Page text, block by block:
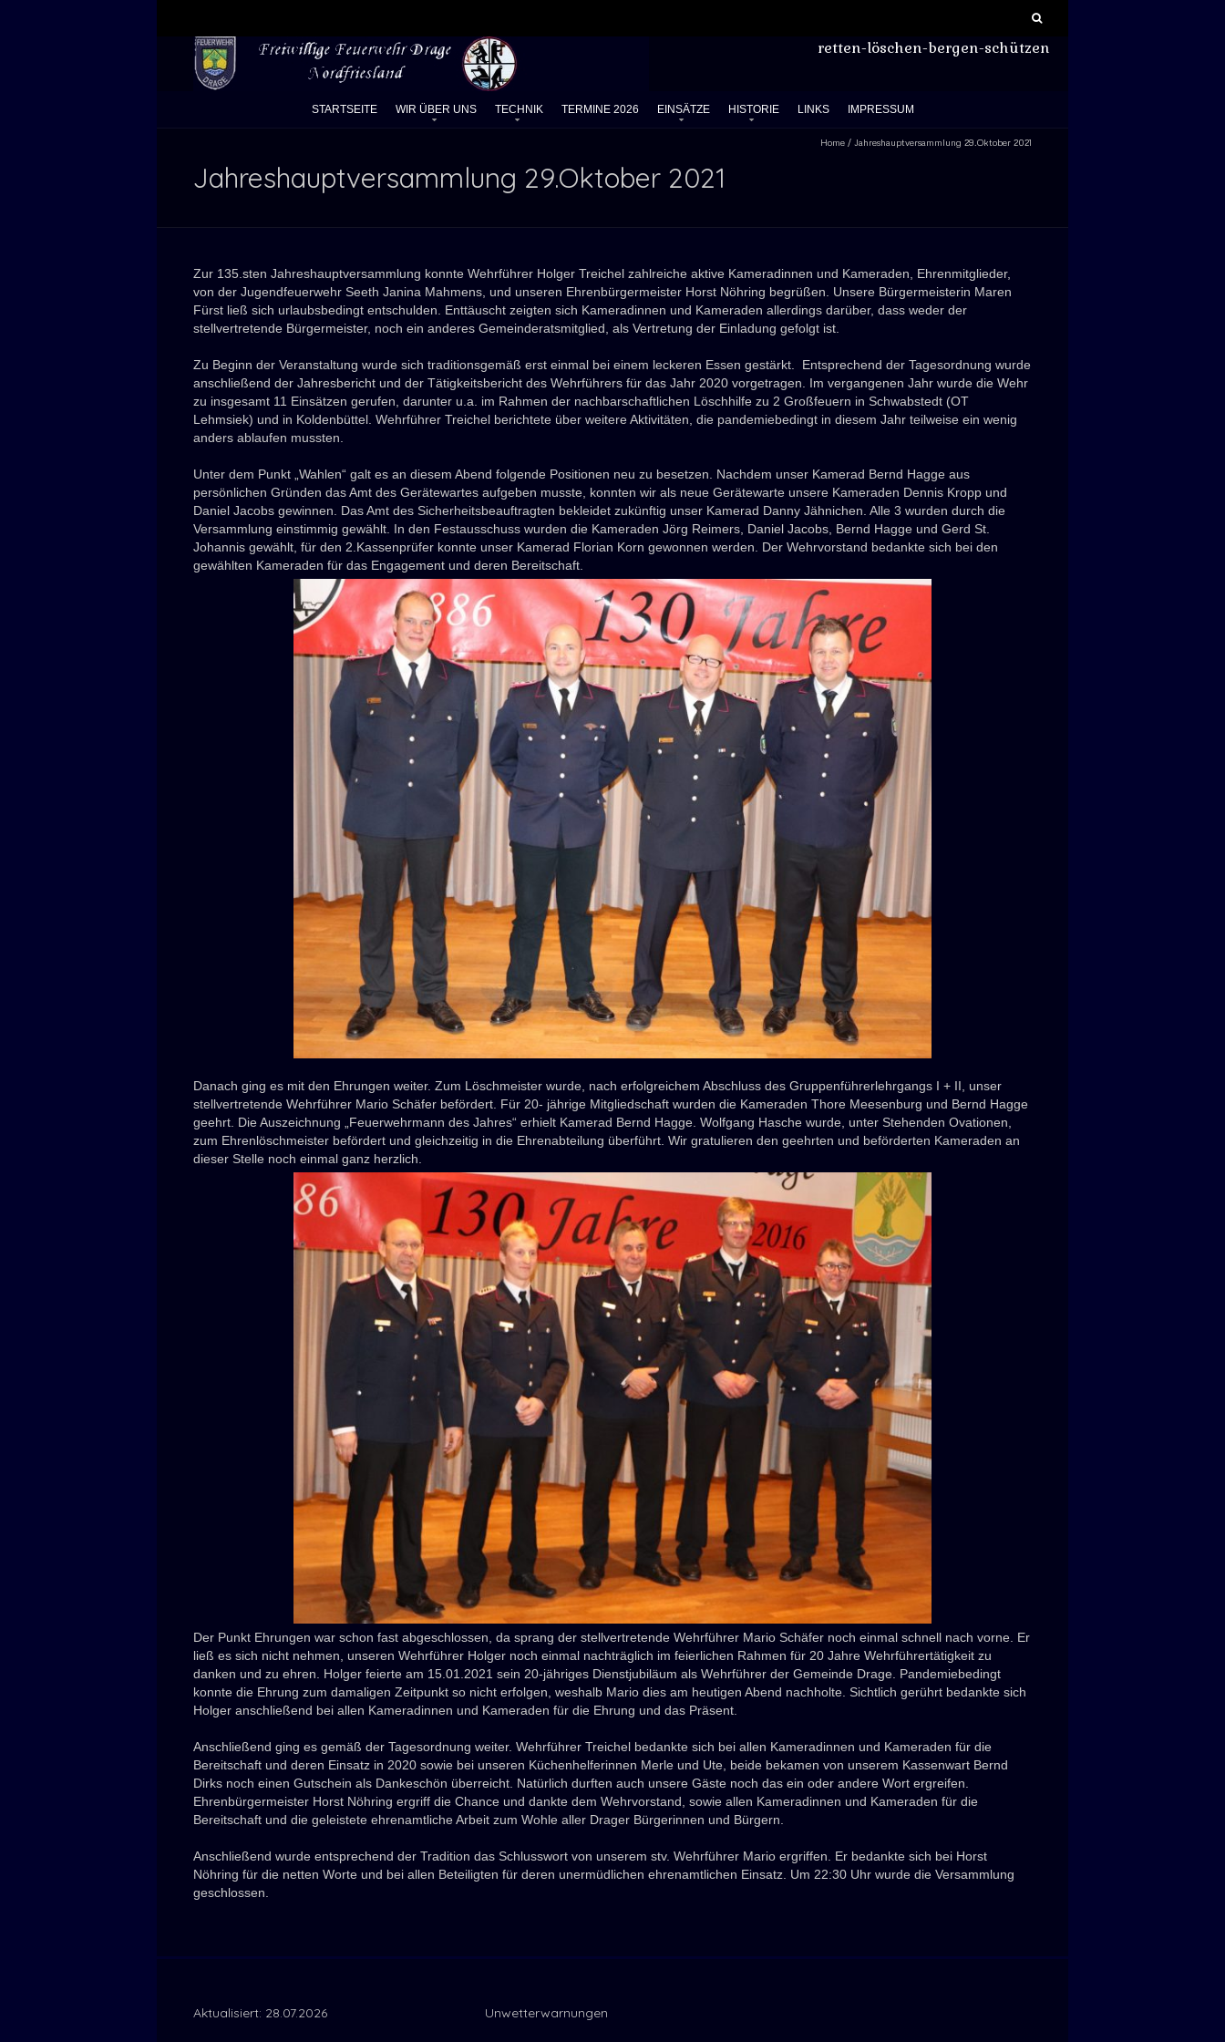
retten-löschen-bergen-schützen
STARTSEITE WIR ÜBER UNS TECHNIK TERMINE 2026 EINSÄTZE HISTORIE LINKS IMPRESSUM
Home /Jahreshauptversammlung 29.Oktober 2021
Jahreshauptversammlung 29.Oktober 2021
Zur 135.sten Jahreshauptversammlung konnte Wehrführer Holger Treichel zahlreiche aktive Kameradinnen und Kameraden, Ehrenmitglieder,
von der Jugendfeuerwehr Seeth Janina Mahmens, und unseren Ehrenbürgermeister Horst Nöhring begrüßen. Unsere Bürgermeisterin Maren
Fürst ließ sich urlaubsbedingt entschulden. Enttäuscht zeigten sich Kameradinnen und Kameraden allerdings darüber, dass weder der
stellvertretende Bürgermeister, noch ein anderes Gemeinderatsmitglied, als Vertretung der Einladung gefolgt ist.
Zu Beginn der Veranstaltung wurde sich traditionsgemäß erst einmal bei einem leckeren Essen gestärkt. Entsprechend der Tagesordnung wurde
anschließend der Jahresbericht und der Tätigkeitsbericht des Wehrführers für das Jahr 2020 vorgetragen. Im vergangenen Jahr wurde die Wehr
zu insgesamt 11 Einsätzen gerufen, darunter u.a. im Rahmen der nachbarschaftlichen Löschhilfe zu 2 Großfeuern in Schwabstedt (OT
Lehmsiek) und in Koldenbüttel. Wehrführer Treichel berichtete über weitere Aktivitäten, die pandemiebedingt in diesem Jahr teilweise ein wenig
anders ablaufen mussten.
Unter dem Punkt „Wahlen“ galt es an diesem Abend folgende Positionen neu zu besetzen. Nachdem unser Kamerad Bernd Hagge aus
persönlichen Gründen das Amt des Gerätewartes aufgeben musste, konnten wir als neue Gerätewarte unsere Kameraden Dennis Kropp und
Daniel Jacobs gewinnen. Das Amt des Sicherheitsbeauftragten bekleidet zukünftig unser Kamerad Danny Jähnichen. Alle 3 wurden durch die
Versammlung einstimmig gewählt. In den Festausschuss wurden die Kameraden Jörg Reimers, Daniel Jacobs, Bernd Hagge und Gerd St.
Johannis gewählt, für den 2.Kassenprüfer konnte unser Kamerad Florian Korn gewonnen werden. Der Wehrvorstand bedankte sich bei den
gewählten Kameraden für das Engagement und deren Bereitschaft.
Danach ging es mit den Ehrungen weiter. Zum Löschmeister wurde, nach erfolgreichem Abschluss des Gruppenführerlehrgangs I + II, unser
stellvertretende Wehrführer Mario Schäfer befördert. Für 20- jährige Mitgliedschaft wurden die Kameraden Thore Meesenburg und Bernd Hagge
geehrt. Die Auszeichnung „Feuerwehrmann des Jahres“ erhielt Kamerad Bernd Hagge. Wolfgang Hasche wurde, unter Stehenden Ovationen,
zum Ehrenlöschmeister befördert und gleichzeitig in die Ehrenabteilung überführt. Wir gratulieren den geehrten und beförderten Kameraden an
dieser Stelle noch einmal ganz herzlich.
Der Punkt Ehrungen war schon fast abgeschlossen, da sprang der stellvertretende Wehrführer Mario Schäfer noch einmal schnell nach vorne. Er
ließ es sich nicht nehmen, unseren Wehrführer Holger noch einmal nachträglich im feierlichen Rahmen für 20 Jahre Wehrführertätigkeit zu
danken und zu ehren. Holger feierte am 15.01.2021 sein 20-jähriges Dienstjubiläum als Wehrführer der Gemeinde Drage. Pandemiebedingt
konnte die Ehrung zum damaligen Zeitpunkt so nicht erfolgen, weshalb Mario dies am heutigen Abend nachholte. Sichtlich gerührt bedankte sich
Holger anschließend bei allen Kameradinnen und Kameraden für die Ehrung und das Präsent.
Anschließend ging es gemäß der Tagesordnung weiter. Wehrführer Treichel bedankte sich bei allen Kameradinnen und Kameraden für die
Bereitschaft und deren Einsatz in 2020 sowie bei unseren Küchenhelferinnen Merle und Ute, beide bekamen von unserem Kassenwart Bernd
Dirks noch einen Gutschein als Dankeschön überreicht. Natürlich durften auch unsere Gäste noch das ein oder andere Wort ergreifen.
Ehrenbürgermeister Horst Nöhring ergriff die Chance und dankte dem Wehrvorstand, sowie allen Kameradinnen und Kameraden für die
Bereitschaft und die geleistete ehrenamtliche Arbeit zum Wohle aller Drager Bürgerinnen und Bürgern.
Anschließend wurde entsprechend der Tradition das Schlusswort von unserem stv. Wehrführer Mario ergriffen. Er bedankte sich bei Horst
Nöhring für die netten Worte und bei allen Beteiligten für deren unermüdlichen ehrenamtlichen Einsatz. Um 22:30 Uhr wurde die Versammlung
geschlossen.
Aktualisiert: 28.07.2026 Unwetterwarnungen